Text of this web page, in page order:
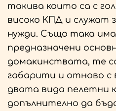
такива които са с
високо КПД и служат
нужди. Също така
предназначени
домакинствата, те
габарити и отново с
двата вида пелетни
допълнително да